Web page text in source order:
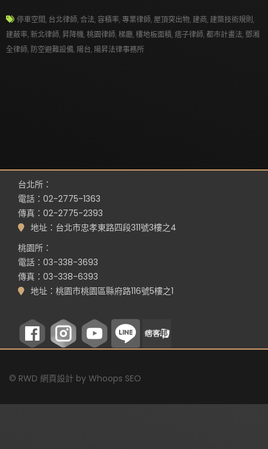
停車空間, 台北律師,合法, 容積率,專業律師, 屋頂突出物, 建商, 建築技術規則 ,
建蔽率,新北律師,昇降機,桃園律師,梯廳,樓地板面積,痞子律師,都市計畫法, 鄧湘
全律師, 防空避難設備, 陽台, 陽昇法律事務所
台北所：
電話：02-2775-1363
傳真：02-2775-2393
地址：台北市忠孝東路四段311號3樓之4
桃園所：
電話：03-338-3693
傳真：03-338-6393
地址：桃園市桃園區縣府路116號5樓之1
© RWD 網頁設計 by Whoops SEO